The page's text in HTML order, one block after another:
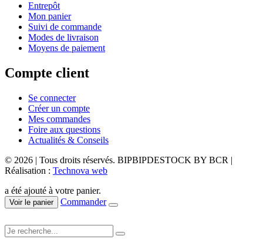
Entrepôt
Mon panier
Suivi de commande
Modes de livraison
Moyens de paiement
Compte client
Se connecter
Créer un compte
Mes commandes
Foire aux questions
Actualités & Conseils
© 2026 | Tous droits réservés. BIPBIPDESTOCK BY BCR |
Réalisation : Technova web
a été ajouté à votre panier.
Voir le panier Commander